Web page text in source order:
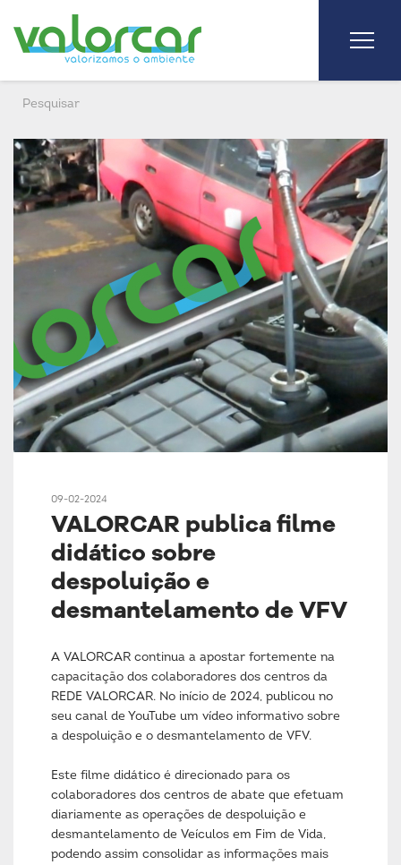
09-02-2024
VALORCAR publica filme
didático sobre
despoluição e
desmantelamento de VFV
A VALORCAR continua a apostar fortemente na
capacitação dos colaboradores dos centros da
REDE VALORCAR. No início de 2024, publicou no
seu canal de YouTube um vídeo informativo sobre
a despoluição e o desmantelamento de VFV.
Este filme didático é direcionado para os
colaboradores dos centros de abate que efetuam
diariamente as operações de despoluição e
desmantelamento de Veículos em Fim de Vida,
podendo assim consolidar as informações mais